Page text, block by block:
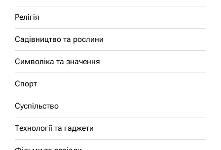
Релігія
Садівництво та рослини
Символіка та значення
Спорт
Суспільство
Технології та гаджети